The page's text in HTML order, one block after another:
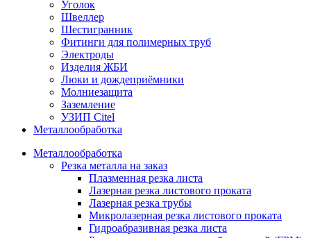
Уголок
Швеллер
Шестигранник
Фитинги для полимерных труб
Электроды
Изделия ЖБИ
Люки и дождеприёмники
Молниезащита
Заземление
УЗИП Citel
Металлообработка
Металлообработка
Резка металла на заказ
Плазменная резка листа
Лазерная резка листового проката
Лазерная резка трубы
Микролазерная резка листового проката
Гидроабразивная резка листа